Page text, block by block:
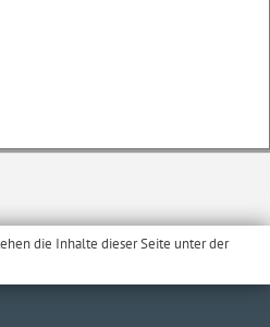
die Inhalte dieser Seite unter der